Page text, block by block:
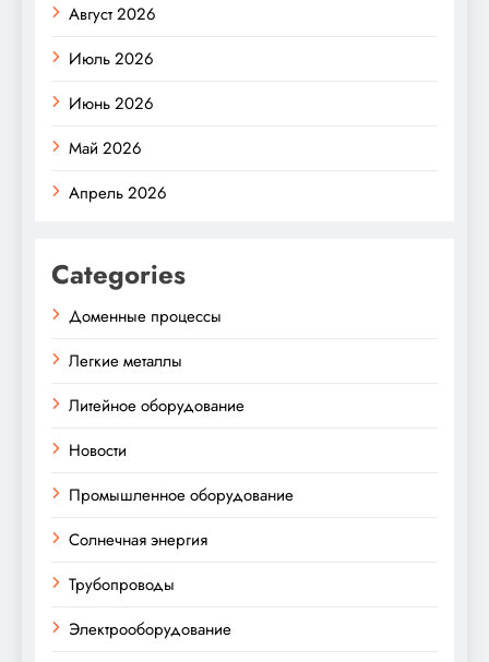
Август 2026
Июль 2026
Июнь 2026
Май 2026
Апрель 2026
Categories
Доменные процессы
Легкие металлы
Литейное оборудование
Новости
Промышленное оборудование
Солнечная энергия
Трубопроводы
Электрооборудование